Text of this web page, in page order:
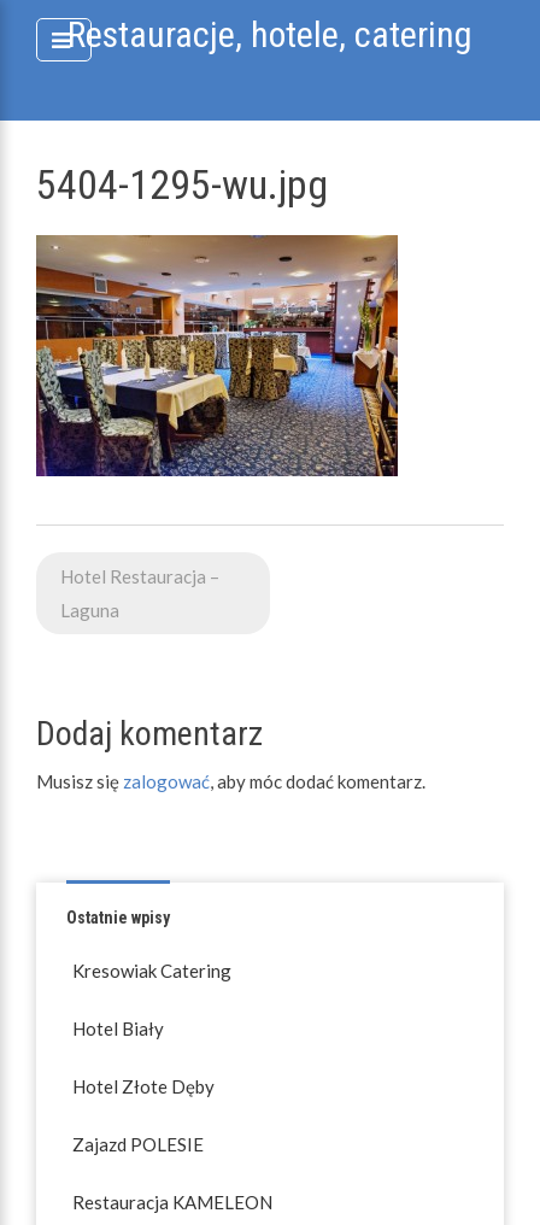
Restauracje, hotele, catering
5404-1295-wu.jpg
Nawigacja
wpisu
Hotel Restauracja –
Laguna
Dodaj komentarz
Musisz się zalogować , aby móc dodać komentarz.
Ostatnie wpisy
Kresowiak Catering
Hotel Biały
Hotel Złote Dęby
Zajazd POLESIE
Restauracja KAMELEON